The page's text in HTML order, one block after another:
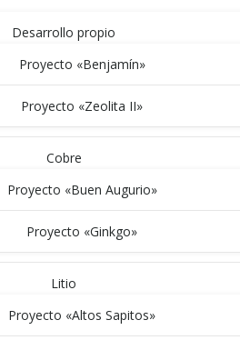
Desarrollo propio
Proyecto «Benjamín»
Proyecto «Zeolita II»
Cobre
Proyecto «Buen Augurio»
Proyecto «Ginkgo»
Litio
Proyecto «Altos Sapitos»